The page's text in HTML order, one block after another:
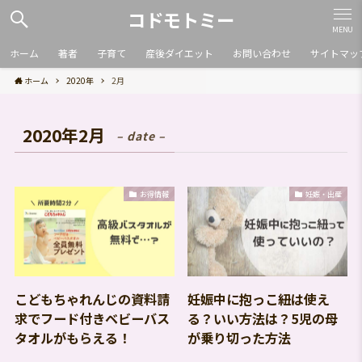
コドモトミー MENU
ホーム 著者 子育て 産後ダイエット お問い合わせ サイトマッ
ホーム 2020年 2月
2020年2月 – date –
お得情報
こどもちゃれんじの資料請
求でフード付きベビーバス
タオルがもらえる！
妊娠・出産
妊娠中に抱っこ紐は使え
る？いい方法は？5児の母
が乗り切った方法